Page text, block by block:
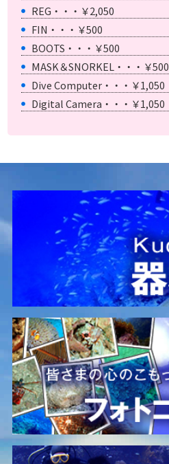
REG・・・￥2,050
FIN・・・￥500
BOOTS・・・￥500
MASK＆SNORKEL・・・￥500
Dive Computer・・・￥1,050
Digital Camera・・・￥1,050